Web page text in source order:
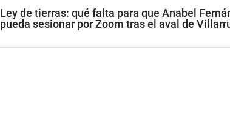
Ley de tierras: qué falta para que Anabel
pueda sesionar por Zoom tras el aval de